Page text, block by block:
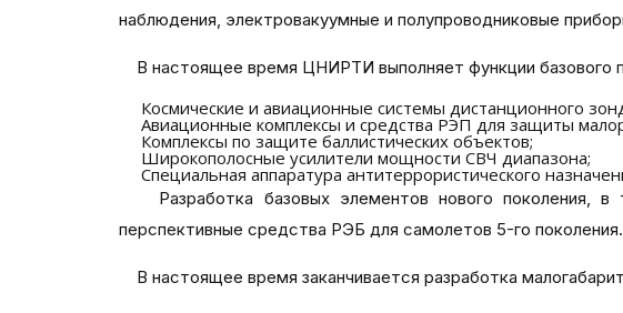
наблюдения, электровакуумные и полупроводниковые
В настоящее время ЦНИРТИ выполняет функции базового
Космические и авиационные системы дистанционного
Авиационные комплексы и средства РЭП для защиты
Комплексы по защите баллистических объектов;
Широкополосные усилители мощности СВЧ диапазона;
Специальная аппаратура антитеррористического
Разработка базовых элементов нового поколения, в
перспективные средства РЭБ для самолетов 5-го поколения.
В настоящее время заканчивается разработка